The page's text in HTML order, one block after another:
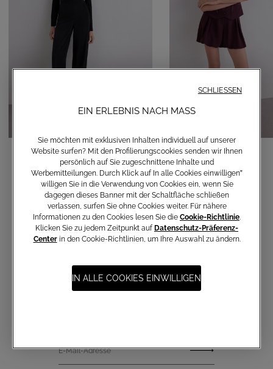
Gerade Hose
120,00 €
Balloon-Shorts
150,00 €
E-Mail-Adresse
EIN ERLEBNIS NACH MASS
Sie möchten mit exklusiven Inhalten individuell auf unserer
Website surfen? Mit den Profilierungscookies senden wir Ihnen
persönlich auf Sie zugeschnittene Inhalte und
Werbemitteilungen. Durch Klick auf In alle Cookies einwilligen‟
willigen Sie in die Verwendung von Cookies ein, wenn Sie
dagegen dieses Banner mit der Schaltfläche schließen
verlassen, surfen Sie ohne Cookies weiter. Für nähere
Informationen zu den Cookies lesen Sie die Cookie-Richtlinie.
Klicken Sie zu jedem Zeitpunkt auf Datenschutz-Präferenz-
Centerin den Cookie-Richtlinien, um Ihre Auswahl zu ändern.
IN ALLE COOKIES EINWILLIGEN
SCHLIESSEN